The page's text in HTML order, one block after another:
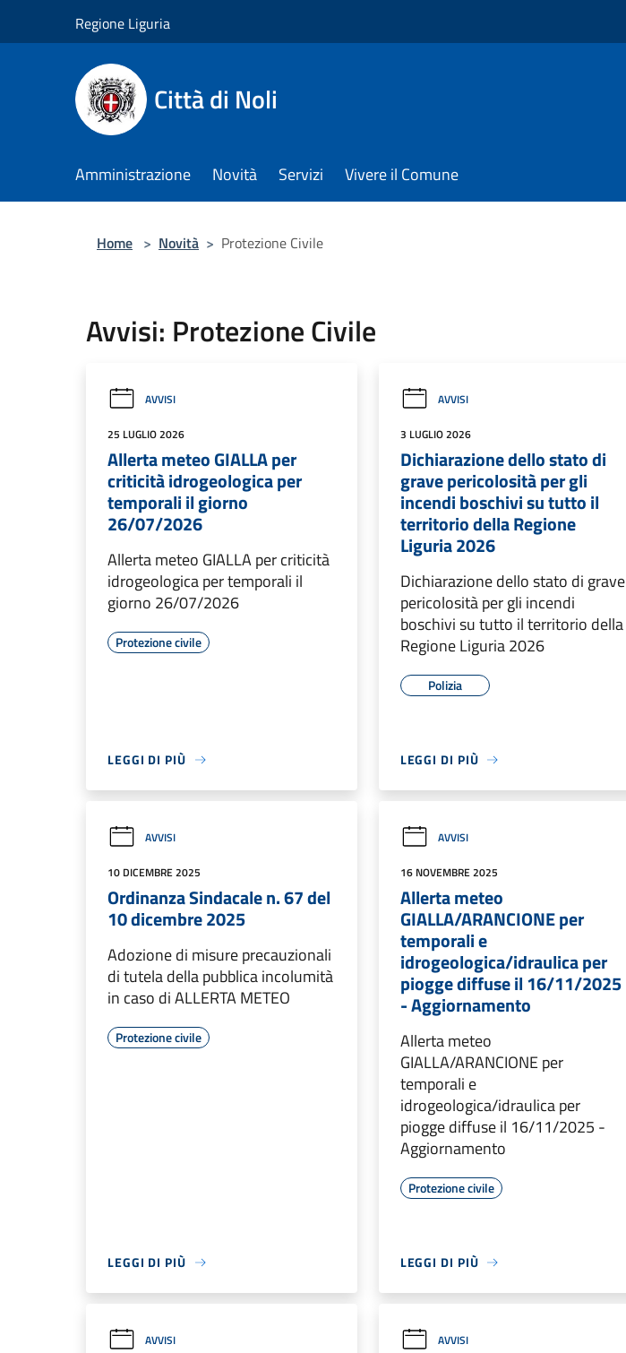
Regione Liguria
Città di Noli
Amministrazione Novità Servizi Vivere il Comune
Home > Novità > Protezione Civile
Avvisi: Protezione Civile
AVVISI
25 LUGLIO 2026
Allerta meteo GIALLA per
criticità idrogeologica per
temporali il giorno
26/07/2026
Allerta meteo GIALLA per criticità
idrogeologica per temporali il
giorno 26/07/2026
Protezione civile
LEGGI DI PIÙ
AVVISI
3 LUGLIO 2026
Dichiarazione dello stato di
grave pericolosità per gli
incendi boschivi su tutto il
territorio della Regione
Liguria 2026
Dichiarazione dello stato di grave
pericolosità per gli incendi
boschivi su tutto il territorio della
Regione Liguria 2026
Polizia
LEGGI DI PIÙ
AVVISI
10 DICEMBRE 2025
Ordinanza Sindacale n. 67 del
10 dicembre 2025
Adozione di misure precauzionali
di tutela della pubblica incolumità
in caso di ALLERTA METEO
Protezione civile
LEGGI DI PIÙ
AVVISI
16 NOVEMBRE 2025
Allerta meteo
GIALLA/ARANCIONE per
temporali e
idrogeologica/idraulica per
piogge diffuse il 16/11/2025
- Aggiornamento
Allerta meteo
GIALLA/ARANCIONE per
temporali e
idrogeologica/idraulica per
piogge diffuse il 16/11/2025 -
Aggiornamento
Protezione civile
LEGGI DI PIÙ
AVVISI AVVISI